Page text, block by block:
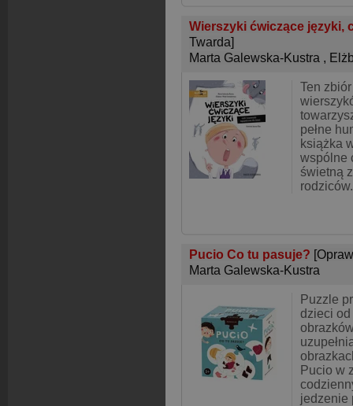
Wierszyki ćwiczące języki,
Twarda]
Marta Galewska-Kustra ,
Ten
pełne
książka
wspólne
świetną
Pucio Co tu pasuje?
Marta Galewska-Kustra
Puzzle
dzieci od
Pucio w
jedzenie